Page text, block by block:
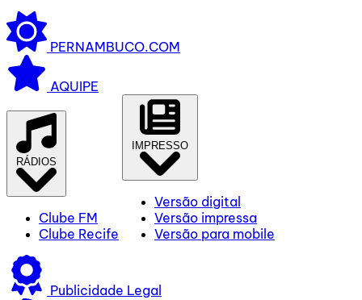
PERNAMBUCO.COM
AQUIPE
RÁDIOS
Clube FM
Clube Recife
IMPRESSO
Versão digital
Versão impressa
Versão para mobile
Publicidade Legal